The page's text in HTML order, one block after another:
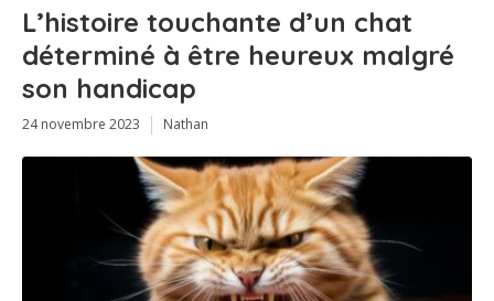
L’histoire touchante d’un chat
déterminé à être heureux malgré
son handicap
24 novembre 2023 Nathan